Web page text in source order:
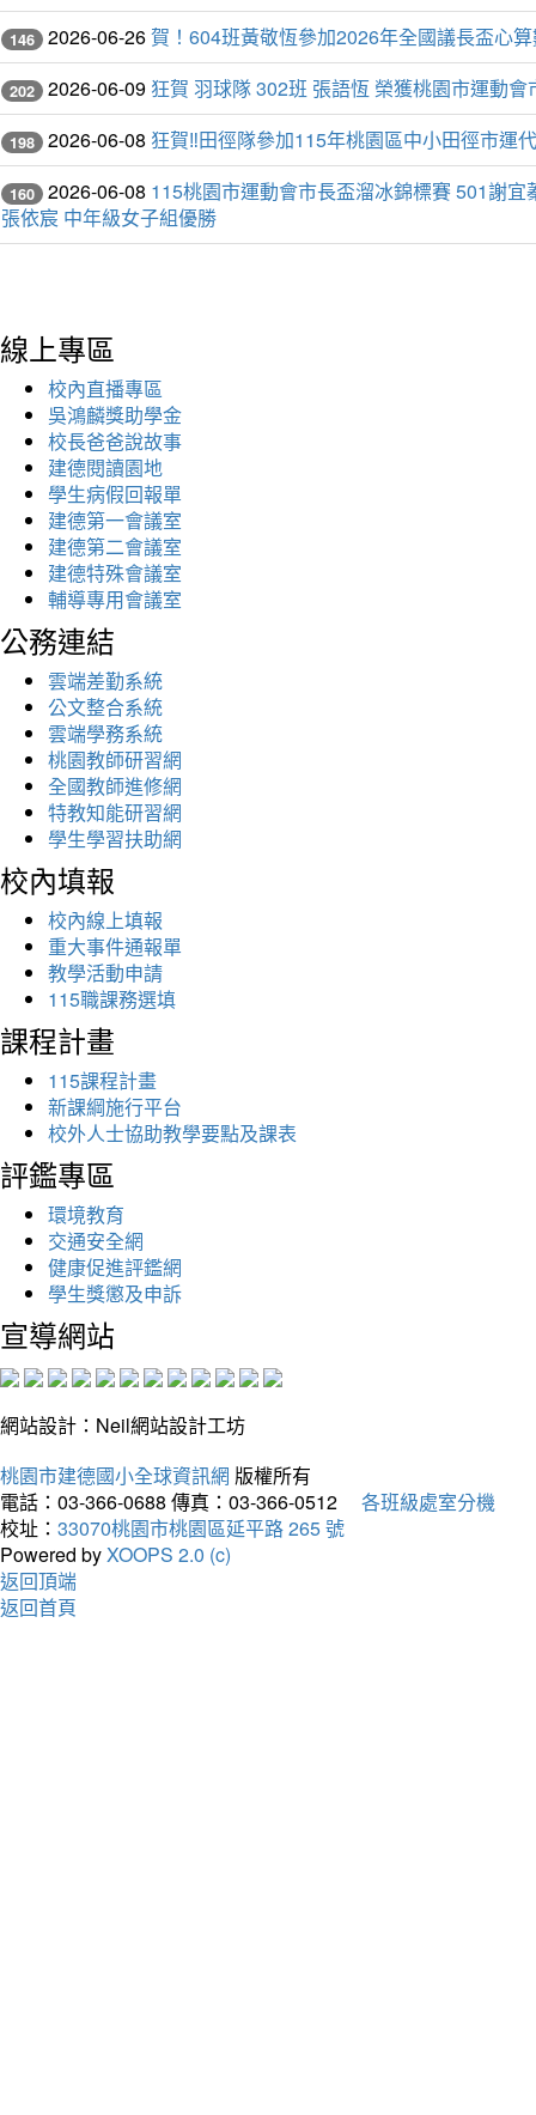
146 2026-06-26賀！604班黃敬恆參加2026年全國議長盃心
202 2026-06-09 狂賀 羽球隊 302班 張語恆 榮獲桃園市運動
198 2026-06-08 狂賀‼️田徑隊參加115年桃園區中小田徑市運
160 2026-06-08 115桃園市運動會市長盃溜冰錦標賽 501謝
張依宸 中年級女子組優勝
線上專區
校內直播專區
吳鴻麟獎助學金
校長爸爸說故事
建德閱讀園地
學生病假回報單
建德第一會議室
建德第二會議室
建德特殊會議室
輔導專用會議室
公務連結
雲端差勤系統
公文整合系統
雲端學務系統
桃園教師研習網
全國教師進修網
特教知能研習網
學生學習扶助網
校內填報
校內線上填報
重大事件通報單
教學活動申請
115職課務選填
課程計畫
115課程計畫
新課綱施行平台
校外人士協助教學要點及課表
評鑑專區
環境教育
交通安全網
健康促進評鑑網
學生獎懲及申訴
宣導網站
網站設計：Neil網站設計工坊
桃園市建德國小全球資訊網 版權所有
電話：03-366-0688 傳真：03-366-0512
各班級處室分機
校址： 33070桃園市桃園區延平路 265 號
Powered byXOOPS 2.0 (c)
返回頂端
返回首頁